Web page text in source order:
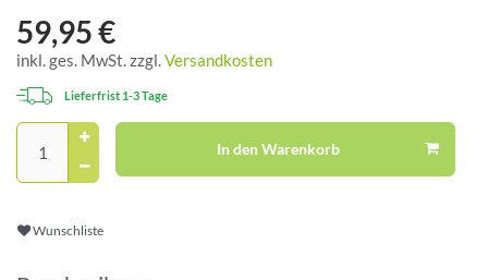
59,95 €
inkl. ges. MwSt. zzgl.Versandkosten
Lieferfrist 1-3 Tage
In den Warenkorb
Wunschliste